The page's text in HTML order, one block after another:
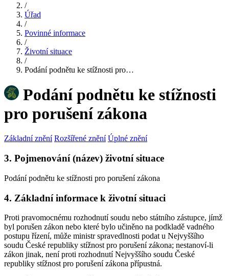
/
Úřad
/
Povinné informace
/
Životní situace
/
Podání podnětu ke stížnosti pro…
Podání podnětu ke stížnosti
pro porušení zákona
Základní znění Rozšířené znění Úplné znění
3. Pojmenování (název) životní situace
Podání podnětu ke stížnosti pro porušení zákona
4. Základní informace k životní situaci
Proti pravomocnému rozhodnutí soudu nebo státního zástupce, jímž
byl porušen zákon nebo které bylo učiněno na podkladě vadného
postupu řízení, může ministr spravedlnosti podat u Nejvyššího
soudu České republiky stížnost pro porušení zákona; nestanoví-li
zákon jinak, není proti rozhodnutí Nejvyššího soudu České
republiky stížnost pro porušení zákona přípustná.